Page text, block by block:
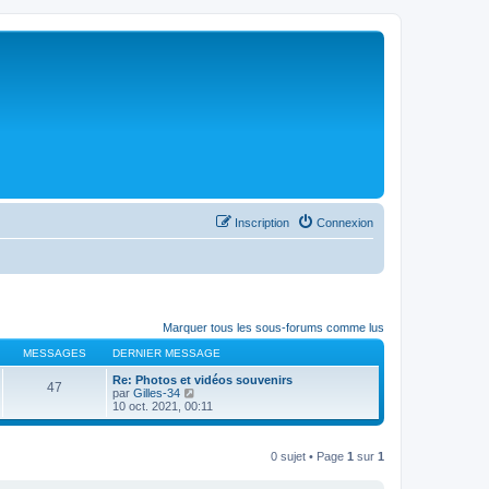
Connexion
Inscription
Marquer tous les sous-forums comme lus
MESSAGES DERNIER MESSAGE
47
Re: Photos et vidéos souvenirs
par Gilles-34
o
n
10 oct. 2021, 00:11
0 sujet • Page 1 sur 1